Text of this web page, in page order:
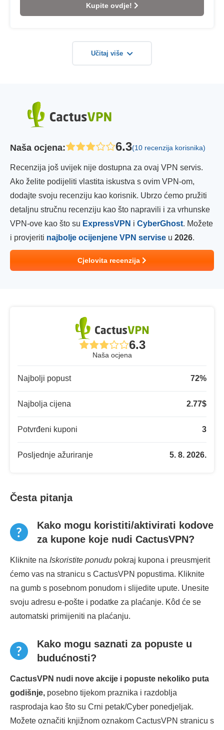
Kupite ovdje!
Učitaj više
Naša ocjena: 6.3(10 recenzija korisnika)
Recenzija još uvijek nije dostupna za ovaj VPN servis.
Ako želite podijeliti vlastita iskustva s ovim VPN-om,
dodajte svoju recenziju kao korisnik. Ubrzo ćemo pružiti
detaljnu stručnu recenziju kao što napravili i za vrhunske
VPN-ove kao što su ExpressVPN i CyberGhost. Možete
i provjeriti najbolje ocijenjene VPN servise u 2026.
Cjelovita recenzija
6.3
Naša ocjena
Najbolji popust 72%
Najbolja cijena 2.77$
Potvrđeni kuponi 3
Posljednje ažuriranje 5. 8. 2026.
Česta pitanja
Kako mogu koristiti/aktivirati kodove
za kupone koje nudi CactusVPN?
Kliknite na Iskoristite ponudu pokraj kupona i preusmjerit
ćemo vas na stranicu s CactusVPN popustima. Kliknite
na gumb s posebnom ponudom i slijedite upute. Unesite
svoju adresu e-pošte i podatke za plaćanje. Kôd će se
automatski primijeniti na plaćanju.
Kako mogu saznati za popuste u
budućnosti?
CactusVPN nudi nove akcije i popuste nekoliko puta
godišnje, posebno tijekom praznika i razdoblja
rasprodaja kao što su Crni petak/Cyber ponedjeljak.
Možete označiti knjižnom oznakom CactusVPN stranicu s